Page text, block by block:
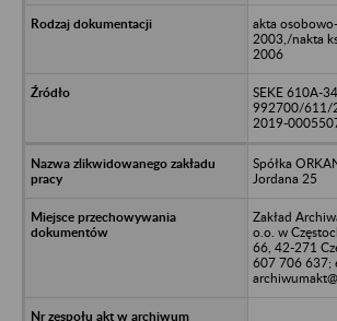
akta
2003,/nakta
2006
SEKE 610A-
992700/611/
2019-
Spółka
Jordana 25
Zakład
o.o. w
66, 42-271
607 706 637;